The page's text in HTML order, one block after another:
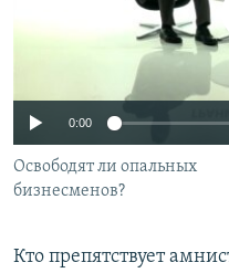
ПОДПИШИТЕСЬ НА
СОЦИАЛЬНЫЕ СЕТИ
No media
0:00
Освободят ли опальных
бизнесменов?
Кто препятствует